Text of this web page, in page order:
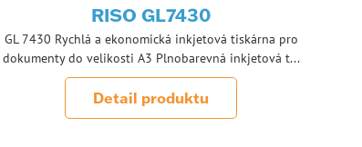
RISO GL7430
GL 7430 Rychlá a ekonomická inkjetová tiskárna pro
dokumenty do velikosti A3 Plnobarevná inkjetová t...
Detail produktu